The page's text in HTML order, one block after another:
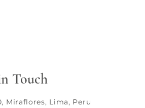
Touch
Miraflores, Lima, Peru